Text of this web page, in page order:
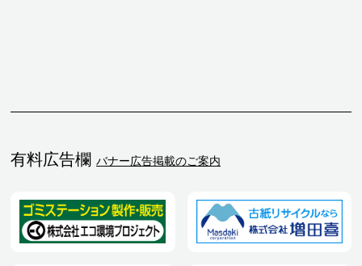
有料広告欄 バナー広告掲載のご案内